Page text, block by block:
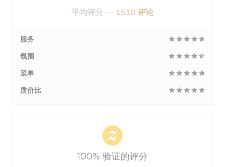
平均评分 — 1510 评论
服务
氛围
菜单
质价比
100% 验证的评分